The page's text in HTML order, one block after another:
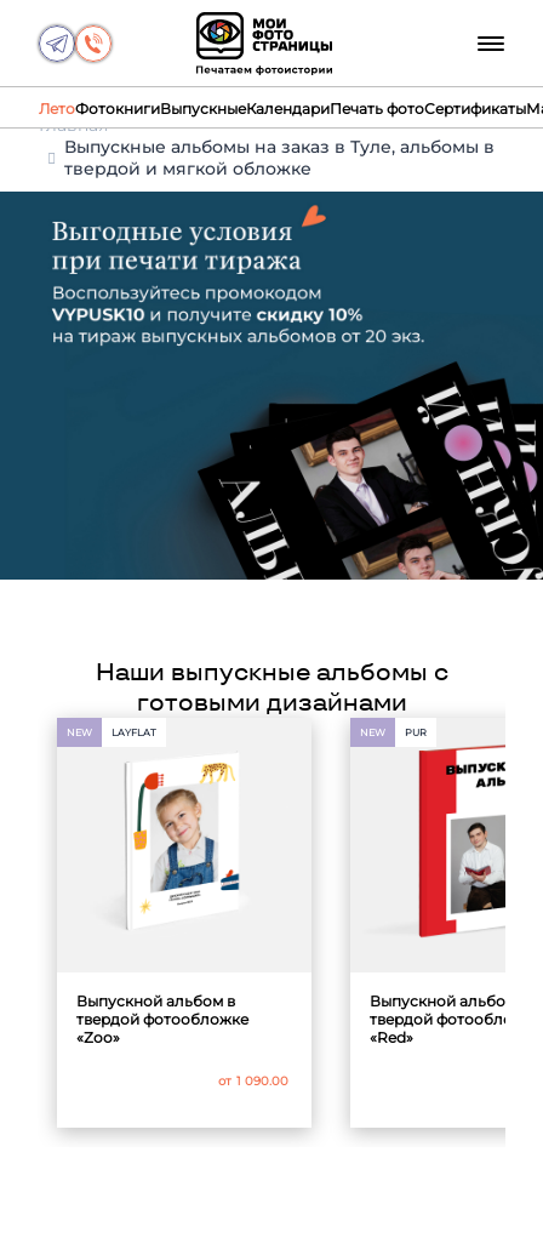
ЛетоФотокнигиВыпускныеКалендариПечать фотоСертификаты
Главная
Выпускные альбомы на заказ в Туле, альбомы в
твердой и мягкой обложке
Наши выпускные альбомы с
готовыми дизайнами
NEW LAYFLAT
Выпускной альбом в
твердой фотообложке
«Zoo»
от 1 090.00
NEW PUR
Выпускной альбом в
твердой фотообложке
«Red»